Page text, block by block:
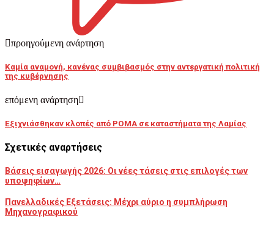
προηγούμενη ανάρτηση
Καμία αναμονή, κανένας συμβιβασμός στην αντεργατική πολιτική
της κυβέρνησης
επόμενη ανάρτηση
Εξιχνιάσθηκαν κλοπές από ΡΟΜΑ σε καταστήματα της Λαμίας
Σχετικές αναρτήσεις
Βάσεις εισαγωγής 2026: Οι νέες τάσεις στις επιλογές των
υποψηφίων…
Πανελλαδικές Εξετάσεις: Μέχρι αύριο η συμπλήρωση
Μηχανογραφικού